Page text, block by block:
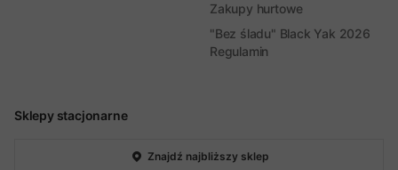
Sklepy stacjonarne
Znajdź najbliższy sklep
Zakupy hurtowe
"Bez śladu" Black Yak 2026
Regulamin